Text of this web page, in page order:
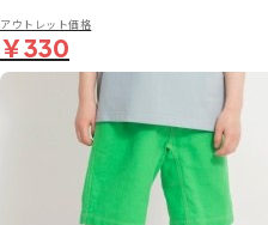
アウトレット価格
￥330